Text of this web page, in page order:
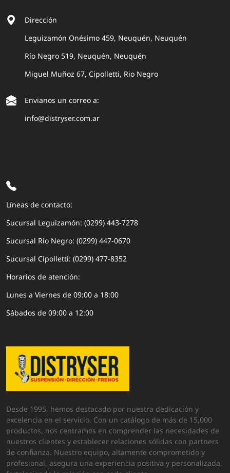
Dirección
Leguizamón Onésimo 459, Neuquén, Neuquén
Río Negro 519, Neuquén, Neuquén
Miguel Muñoz 67, Cipolletti, Rio Negro
Envianos un correo a:
info@distryser.com.ar
Líneas de contacto:
Sucursal Leguizamón: (0299) 443-7278
Sucursal Río Negro: (0299) 447-0670
Sucursal Cipolletti: (0299) 477-8352
Horarios de atención:
Lunes a Viernes de 09:00 a 18:00
Sábados de 09:00 a 12:00
Desde 1995, hemos destacado por nuestra dedicación y
excelencia en el servicio. Con un catálogo de más de 15,000
productos, nos centramos en comprender las necesidades de
nuestros clientes y establecer relaciones sólidas con partners
de confianza. Nuestro equipo, altamente comprometido y
profesional, asegura una experiencia positiva y personalizada,